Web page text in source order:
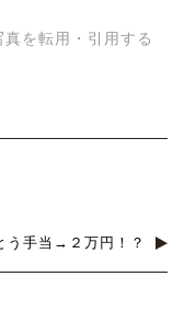
を転用・引用する
う手当→２万円！？